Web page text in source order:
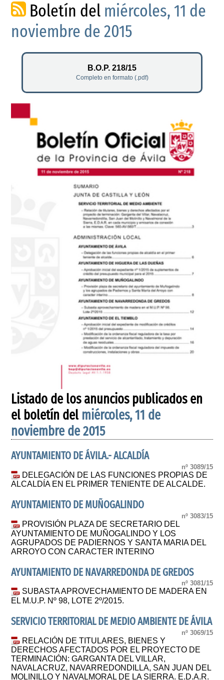
Boletín del miércoles, 11 de
noviembre de 2015
B.O.P. 218/15
Completo en formato (.pdf)
Listado de los anuncios publicados en
el boletín del miércoles, 11 de
noviembre de 2015
AYUNTAMIENTO DE ÁVILA.- ALCALDÍA
nº 3089/15
DELEGACIÓN DE LAS FUNCIONES PROPIAS DE
ALCALDÍA EN EL PRIMER TENIENTE DE ALCALDE.
AYUNTAMIENTO DE MUÑOGALINDO
nº 3083/15
PROVISIÓN PLAZA DE SECRETARIO DEL
AYUNTAMIENTO DE MUÑOGALINDO Y LOS
AGRUPADOS DE PADIERNOS Y SANTA MARIA DEL
ARROYO CON CARACTER INTERINO
AYUNTAMIENTO DE NAVARREDONDA DE GREDOS
nº 3081/15
SUBASTA APROVECHAMIENTO DE MADERA EN
EL M.U.P. Nº 98, LOTE 2º/2015.
SERVICIO TERRITORIAL DE MEDIO AMBIENTE DE ÁVILA
nº 3069/15
RELACIÓN DE TITULARES, BIENES Y
DERECHOS AFECTADOS POR EL PROYECTO DE
TERMINACIÓN: GARGANTA DEL VILLAR,
NAVALACRUZ, NAVARREDONDILLA, SAN JUAN DEL
MOLINILLO Y NAVALMORAL DE LA SIERRA. E.D.A.R.